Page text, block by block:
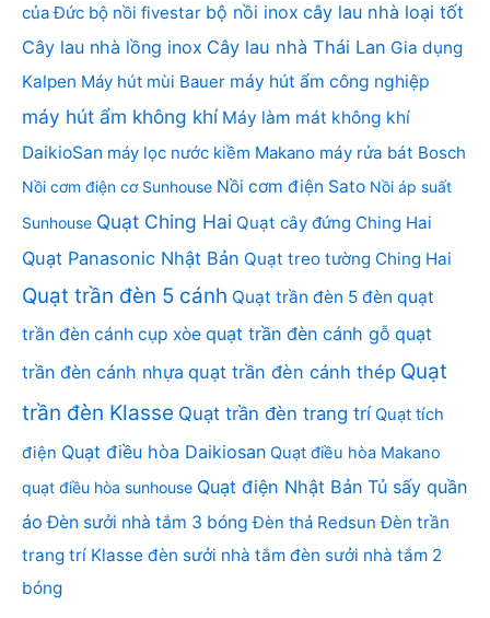
của Đức bộ nồi fivestar bộ nồi inox cây lau nhà loại tốt
Cây lau nhà lồng inox Cây lau nhà Thái Lan Gia dụng
Kalpen Máy hút mùi Bauer máy hút ẩm công nghiệp
máy hút ẩm không khí Máy làm mát không khí
DaikioSan máy lọc nước kiềm Makano máy rửa bát Bosch
Nồi cơm điện cơ Sunhouse Nồi cơm điện Sato Nồi áp suất
Sunhouse Quạt Ching Hai Quạt cây đứng Ching Hai
Quạt Panasonic Nhật Bản Quạt treo tường Ching Hai
Quạt trần đèn 5 cánh Quạt trần đèn 5 đèn quạt
trần đèn cánh cụp xòe quạt trần đèn cánh gỗ quạt
trần đèn cánh nhựa quạt trần đèn cánh thép Quạt
trần đèn Klasse Quạt trần đèn trang trí Quạt tích
điện Quạt điều hòa Daikiosan Quạt điều hòa Makano
quạt điều hòa sunhouse Quạt điện Nhật Bản Tủ sấy quần
áo Đèn sưởi nhà tắm 3 bóng Đèn thả Redsun Đèn trần
trang trí Klasse đèn sưởi nhà tắm đèn sưởi nhà tắm 2
bóng